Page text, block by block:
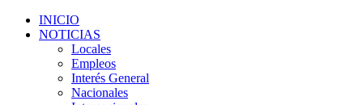
INICIO
NOTICIAS
Locales
Empleos
Interés General
Nacionales